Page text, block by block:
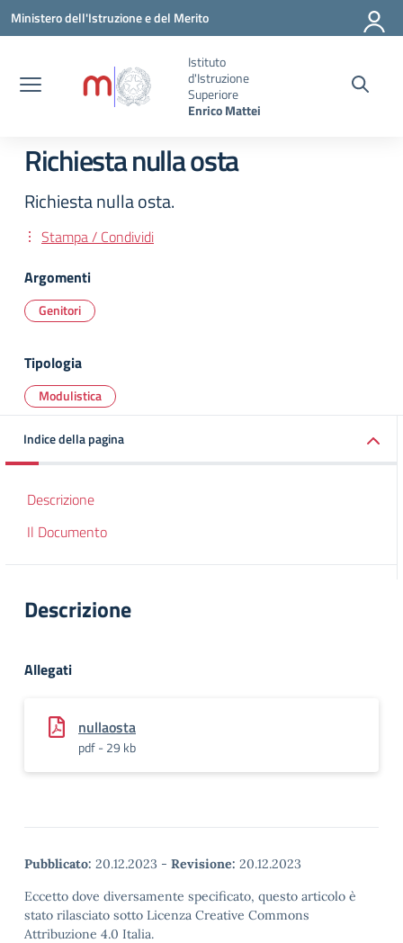
Vai ai contenuti
Vai al menu di navigazione
Vai al footer
Ministero dell'Istruzione e del Merito
Istituto
d'Istruzione
Superiore
Enrico Mattei
Richiesta nulla osta
Richiesta nulla osta.
Stampa / Condividi
Argomenti
Genitori
Tipologia
Modulistica
Indice della pagina
Descrizione
Il Documento
Descrizione
Allegati
nullaosta
pdf - 29 kb
Pubblicato: 20.12.2023 - Revisione: 20.12.2023
Eccetto dove diversamente specificato, questo articolo è
stato rilasciato sotto Licenza Creative Commons
Attribuzione 4.0 Italia.